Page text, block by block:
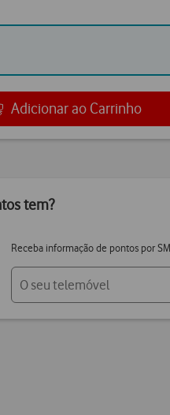
Adicionar ao Carrinho
tem?
Receba informação de pontos por